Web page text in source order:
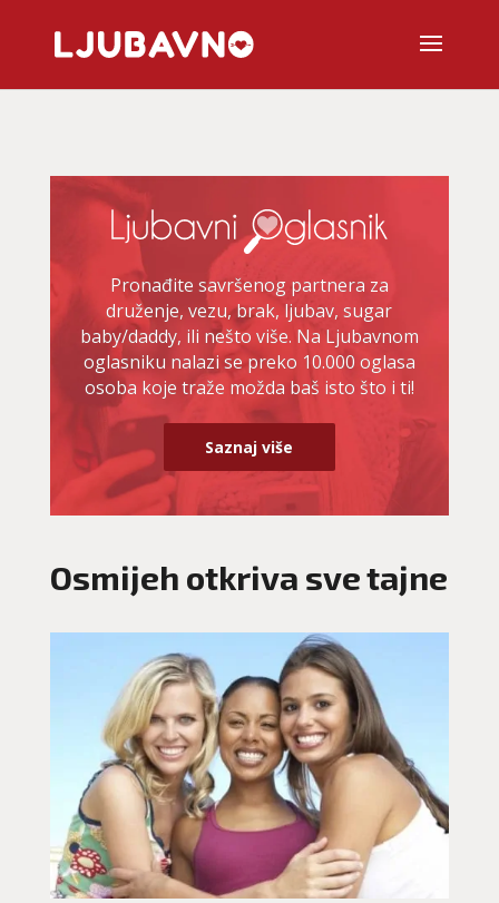
Pronađite savršenog partnera za
druženje, vezu, brak, ljubav, sugar
baby/daddy, ili nešto više. Na Ljubavnom
oglasniku nalazi se preko 10.000 oglasa
osoba koje traže možda baš isto što i ti!
Saznaj više
Osmijeh otkriva sve tajne